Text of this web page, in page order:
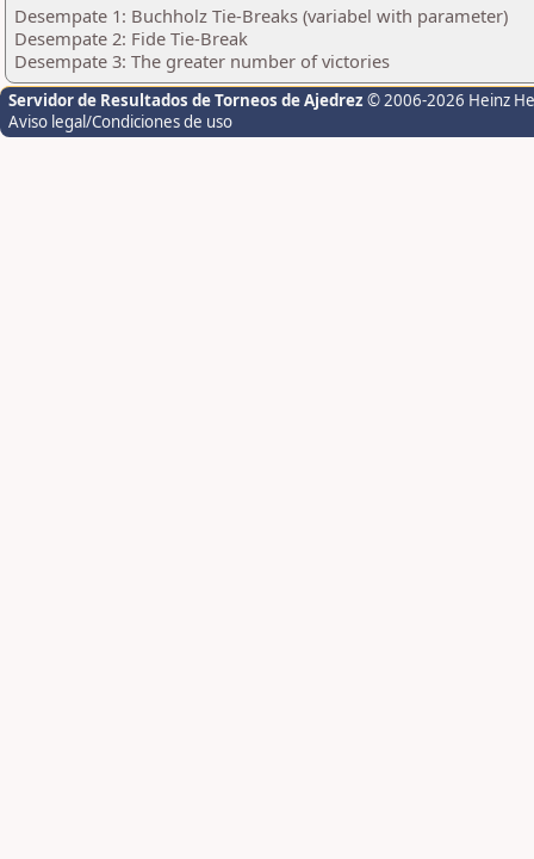
Desempate 1: Buchholz Tie-Breaks (variabel with parameter)
Desempate 2: Fide Tie-Break
Desempate 3: The greater number of victories
Servidor de Resultados de Torneos de Ajedrez © 2006-2026 Heinz
Aviso legal/Condiciones de uso